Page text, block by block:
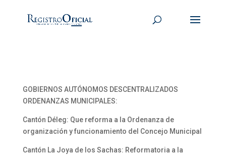
GOBIERNOS AUTÓNOMOS DESCENTRALIZADOS
ORDENANZAS MUNICIPALES:
Cantón Déleg: Que reforma a la Ordenanza de
organización y funcionamiento del Concejo Municipal
Cantón La Joya de los Sachas: Reformatoria a la